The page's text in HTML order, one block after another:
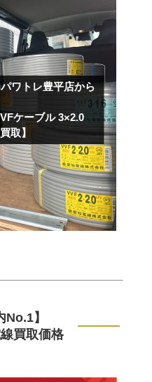
ワトレ豊平店から
ケーブル 3×2.0
取】
No.1】
買取価格